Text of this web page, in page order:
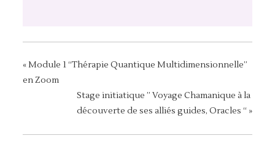
«Module 1 “Thérapie Quantique Multidimensionnelle”
en Zoom
Stage initiatique ” Voyage Chamanique à la
découverte de ses alliés guides, Oracles “ »